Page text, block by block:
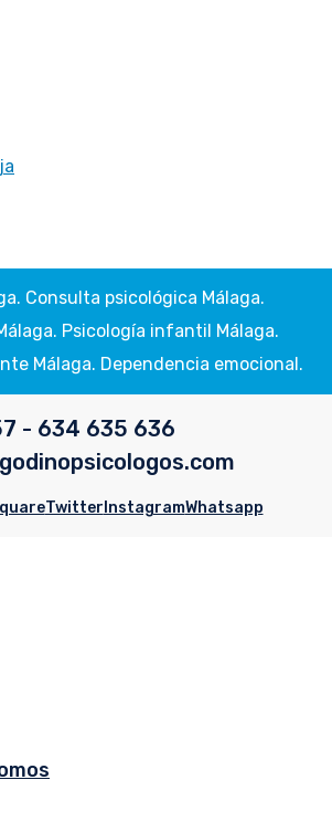
Consulta psicológica Málaga.
Psicología infantil Málaga.
Málaga. Dependencia emocional.
- 634 635 636
Twitter InstagramWhatsapp